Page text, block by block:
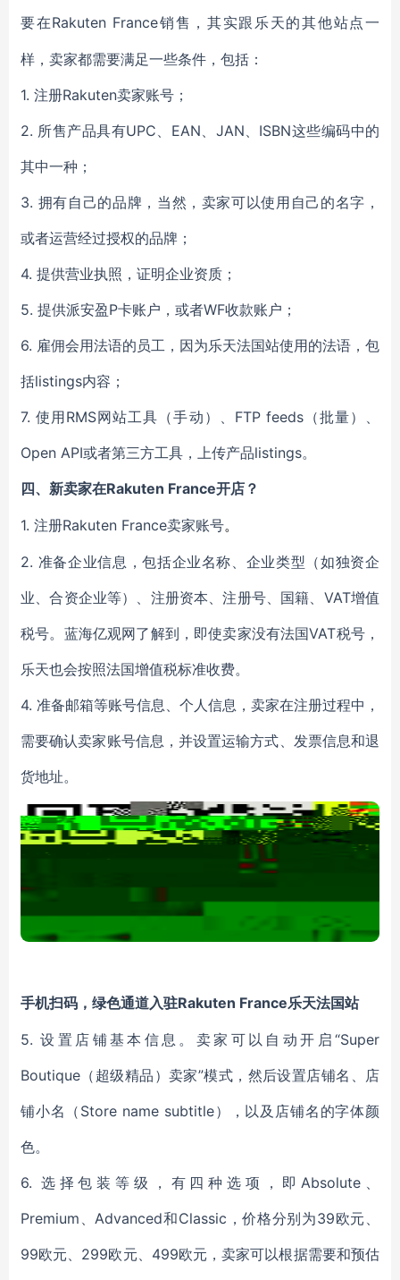
要在Rakuten France销售，其实跟乐天的其他站点一
样，卖家都需要满足一些条件，包括：
1. 注册Rakuten卖家账号；
2. 所售产品具有UPC、EAN、JAN、ISBN这些编码中的
其中一种；
3. 拥有自己的品牌，当然，卖家可以使用自己的名字，
或者运营经过授权的品牌；
4. 提供营业执照，证明企业资质；
5. 提供派安盈P卡账户，或者WF收款账户；
6. 雇佣会用法语的员工，因为乐天法国站使用的法语，包
括listings内容；
7. 使用RMS网站工具（手动）、FTP feeds（批量）、
Open API或者第三方工具，上传产品listings。
四、新卖家在Rakuten France开店？
1. 注册Rakuten France卖家账号。
2. 准备企业信息，包括企业名称、企业类型（如独资企
业、合资企业等）、注册资本、注册号、国籍、VAT增值
税号。蓝海亿观网了解到，即使卖家没有法国VAT税号，
乐天也会按照法国增值税标准收费。
4. 准备邮箱等账号信息、个人信息，卖家在注册过程中，
需要确认卖家账号信息，并设置运输方式、发票信息和退
货地址。
手机扫码，绿色通道入驻Rakuten France乐天法国站
5. 设置店铺基本信息。卖家可以自动开启“Super
Boutique（超级精品）卖家”模式，然后设置店铺名、店
铺小名（Store name subtitle），以及店铺名的字体颜
色。
6. 选择包装等级，有四种选项，即Absolute、
Premium、Advanced和Classic，价格分别为39欧元、
99欧元、299欧元、499欧元，卖家可以根据需要和预估